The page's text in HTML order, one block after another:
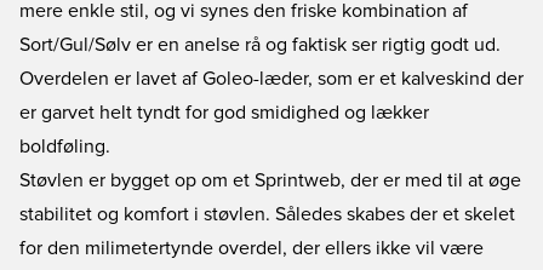
mere enkle stil, og vi synes den friske kombination af
Sort/Gul/Sølv er en anelse rå og faktisk ser rigtig godt ud.
Overdelen er lavet af Goleo-læder, som er et kalveskind der
er garvet helt tyndt for god smidighed og lækker
boldføling.
Støvlen er bygget op om et Sprintweb, der er med til at øge
stabilitet og komfort i støvlen. Således skabes der et skelet
for den milimetertynde overdel, der ellers ikke vil være